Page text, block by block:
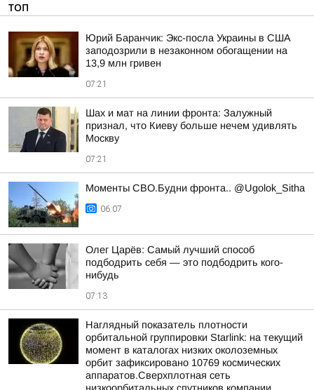
ТОП
Юрий Баранчик: Экс-посла Украины в США
заподозрили в незаконном обогащении на
13,9 млн гривен
07:21
Шах и мат на линии фронта: Залужный
признал, что Киеву больше нечем удивлять
Москву
07:21
Моменты СВО.Будни фронта.. @Ugolok_Sitha
06:07
Олег Царёв: Самый лучший способ
подбодрить себя — это подбодрить кого-
нибудь
07:13
Наглядный показатель плотности
орбитальной группировки Starlink: на текущий
момент в каталогах низких околоземных
орбит зафиксировано 10769 космических
аппаратов.Сверхплотная сеть